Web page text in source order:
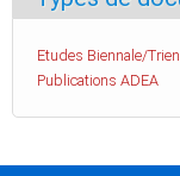
Etudes Biennale/
Publications ADEA